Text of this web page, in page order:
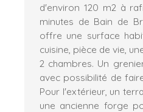
d'environ 120 m2 à
minutes de Bain de
offre une surface
cuisine, pièce de vie,
2 chambres. Un
avec possibilité de
Pour l'extérieur, un
une ancienne forge